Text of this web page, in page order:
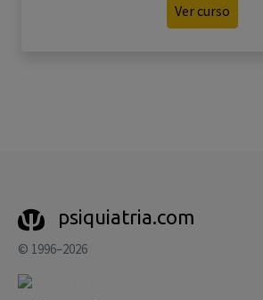
Ver curso
psiquiatria.com
© 1996–2026